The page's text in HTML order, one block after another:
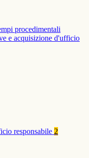
procedimentali
e acquisizione d'ufficio
responsabile 2